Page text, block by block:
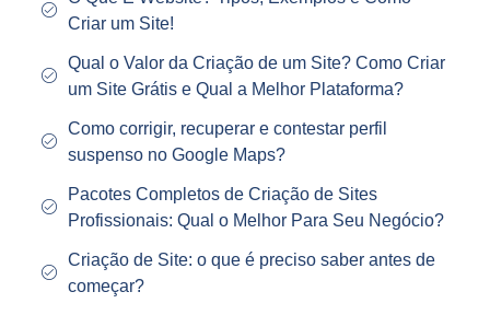
Criar um Site!
Qual o Valor da Criação de um Site? Como Criar
um Site Grátis e Qual a Melhor Plataforma?
Como corrigir, recuperar e contestar perfil
suspenso no Google Maps?
Pacotes Completos de Criação de Sites
Profissionais: Qual o Melhor Para Seu Negócio?
Criação de Site: o que é preciso saber antes de
começar?